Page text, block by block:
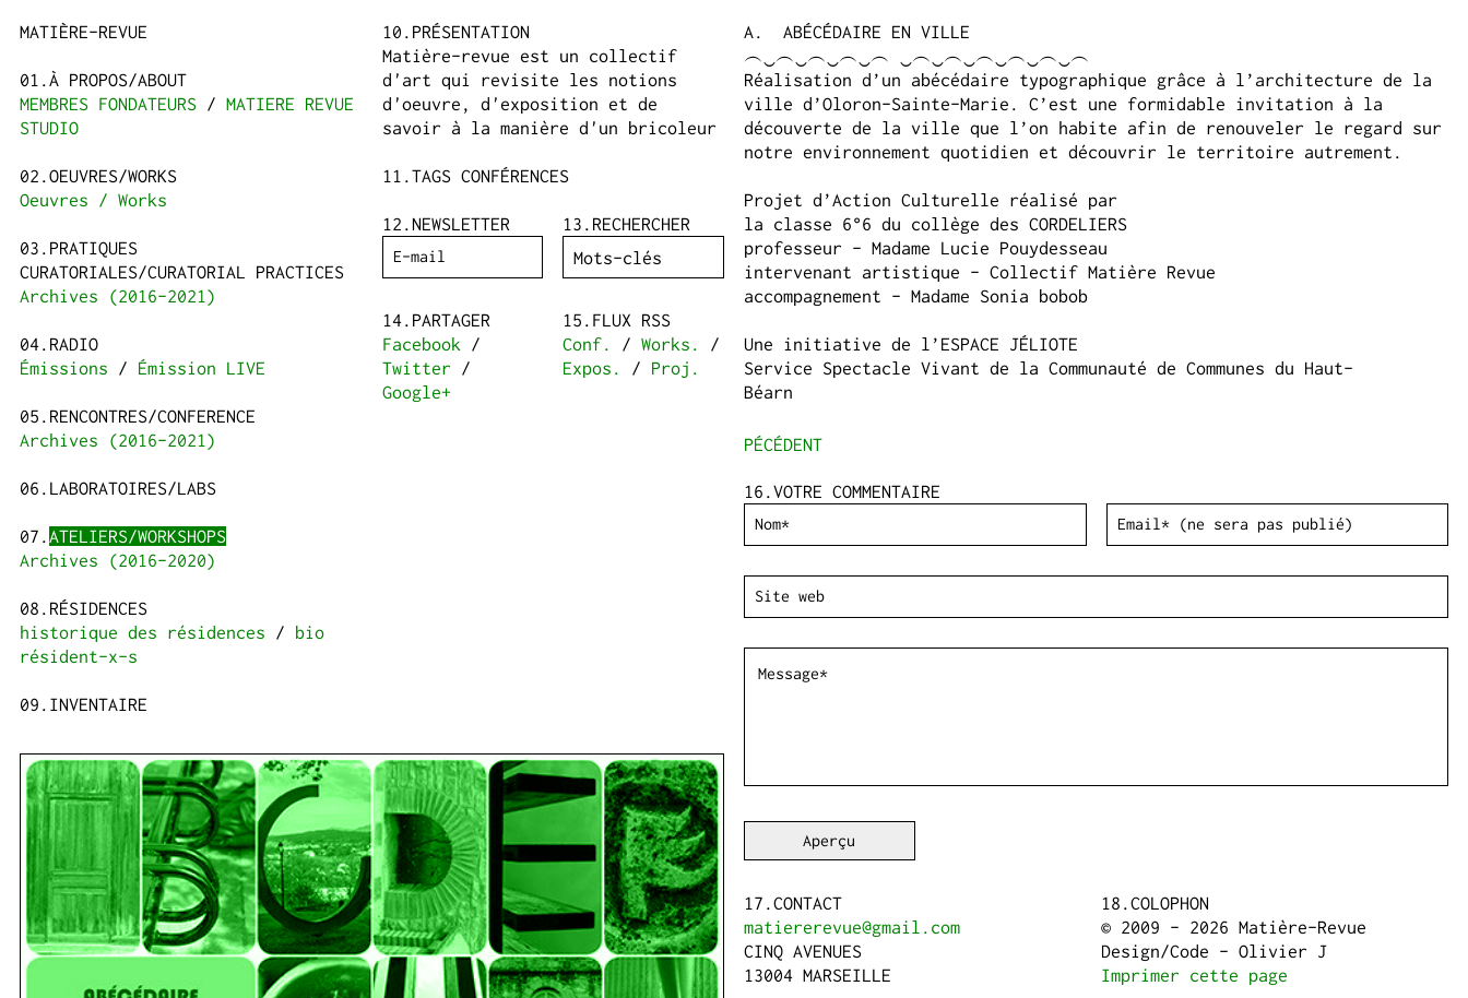
MATIÈRE-REVUE
À PROPOS/ABOUT
MEMBRES FONDATEURS
MATIERE REVUE
STUDIO
OEUVRES/WORKS
Oeuvres / Works
PRATIQUES
CURATORIALES/CURATORIAL PRACTICES
Archives (2016-2021)
RADIO
Émissions
Émission LIVE
RENCONTRES/CONFERENCE
Archives (2016-2021)
LABORATOIRES/LABS
ATELIERS/WORKSHOPS
Archives (2016-2020)
RÉSIDENCES
historique des résidences
bio
résident-x-s
INVENTAIRE
PRÉSENTATION
Matière-revue est un collectif
d'art qui revisite les notions
d'oeuvre, d'exposition et de
savoir à la manière d'un bricoleur
TAGS CONFÉRENCES
NEWSLETTER RECHERCHER
PARTAGER
Facebook /
Twitter /
Google+
FLUX RSS
Conf.
/Works.
/
Expos.
/ Proj.
ABÉCÉDAIRE EN VILLE
︵‿︵‿︵‿︵‿︵ ‿︵‿︵‿︵‿︵‿︵‿︵
Réalisation d’un abécédaire typographique grâce à l’architecture de la
ville d’Oloron-Sainte-Marie. C’est une formidable invitation à la
découverte de la ville que l’on habite afin de renouveler le regard sur
notre environnement quotidien et découvrir le territoire autrement.
Projet d’Action Culturelle réalisé par
la classe 6°6 du collège des CORDELIERS
professeur - Madame Lucie Pouydesseau
intervenant artistique - Collectif Matière Revue
accompagnement - Madame Sonia bobob
Une initiative de l’ESPACE JÉLIOTE
Service Spectacle Vivant de la Communauté de Communes du Haut-
Béarn
PÉCÉDENT
VOTRE COMMENTAIRE
CONTACT
matiererevue@gmail.com
CINQ AVENUES
13004 MARSEILLE
COLOPHON
© 2009 - 2026 Matière-Revue
Design/Code - Olivier J
Imprimer cette page